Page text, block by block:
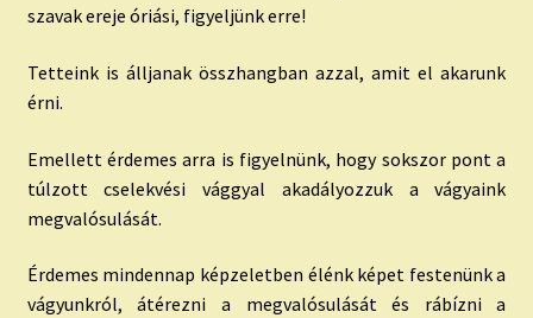
szavak ereje óriási, figyeljünk erre!
Tetteink is álljanak összhangban azzal, amit el akarunk
érni.
Emellett érdemes arra is figyelnünk, hogy sokszor pont a
túlzott cselekvési vággyal akadályozzuk a vágyaink
megvalósulását.
Érdemes mindennap képzeletben élénk képet festenünk a
vágyunkról, átérezni a megvalósulását és rábízni a